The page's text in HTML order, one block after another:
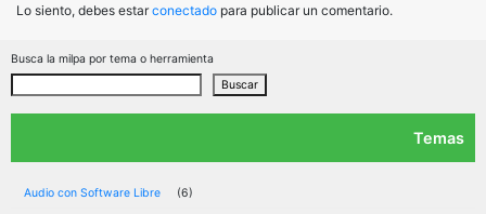
Lo siento, debes estarconectado para publicar un comentario.
Busca la milpa por tema o herramienta
Buscar
Temas
Audio con Software Libre (6)